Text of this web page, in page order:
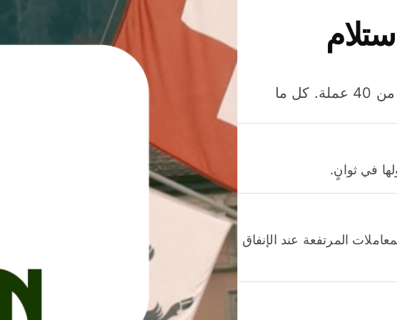
وفّر المال عند إرسال الأموال وإنفاقها واستلامها بأكثر من 40 عملة. كل ما
في ثوانٍ.
المرتفعة عند الإنفاق